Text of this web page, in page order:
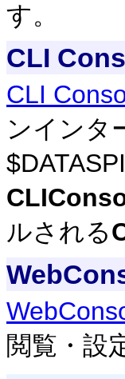
す。
CLI
CLI
ンインタ
ルされる
閲覧・設